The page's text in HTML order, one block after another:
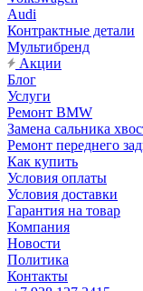
Audi
Контрактные детали
Мультибренд
Акции
Блог
Услуги
Ремонт BMW
Замена сальника
Ремонт переднего
Как купить
Условия оплаты
Условия доставки
Гарантия на товар
Компания
Новости
Политика
Контакты